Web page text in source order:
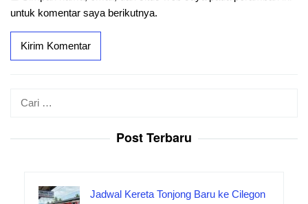
untuk komentar saya berikutnya.
Post Terbaru
Jadwal Kereta Tonjong Baru ke Cilegon